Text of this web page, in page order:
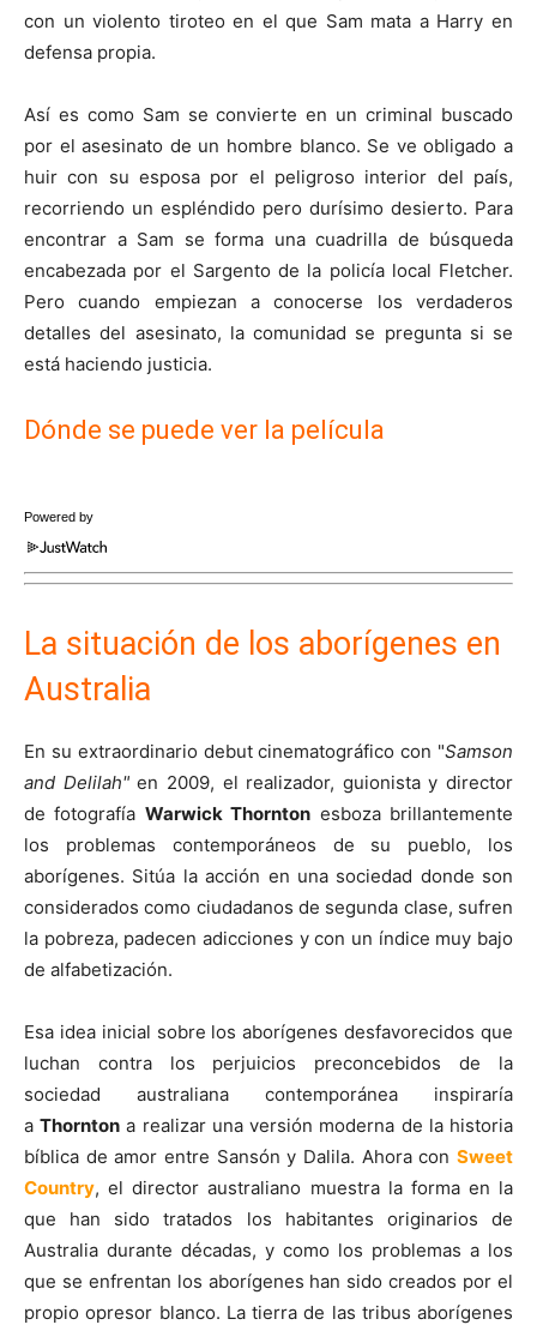
con un violento tiroteo en el que Sam mata a Harry en
defensa propia.
Así es como Sam se convierte en un criminal buscado
por el asesinato de un hombre blanco. Se ve obligado a
huir con su esposa por el peligroso interior del país,
recorriendo un espléndido pero durísimo desierto. Para
encontrar a Sam se forma una cuadrilla de búsqueda
encabezada por el Sargento de la policía local Fletcher.
Pero cuando empiezan a conocerse los verdaderos
detalles del asesinato, la comunidad se pregunta si se
está haciendo justicia.
Dónde se puede ver la película
Powered by
La situación de los aborígenes en
Australia
En su extraordinario debut cinematográfico con "Samson
and Delilah"en 2009, el realizador, guionista y director
de fotografía Warwick Thornton esboza brillantemente
los problemas contemporáneos de su pueblo, los
aborígenes. Sitúa la acción en una sociedad donde son
considerados como ciudadanos de segunda clase, sufren
la pobreza, padecen adicciones y con un índice muy bajo
de alfabetización.
Esa idea inicial sobre los aborígenes desfavorecidos que
luchan contra los perjuicios preconcebidos de la
sociedad australiana contemporánea inspiraría
aThornton a realizar una versión moderna de la historia
bíblica de amor entre Sansón y Dalila. Ahora con Sweet
Country, el director australiano muestra la forma en la
que han sido tratados los habitantes originarios de
Australia durante décadas, y como los problemas a los
que se enfrentan los aborígenes han sido creados por el
propio opresor blanco. La tierra de las tribus aborígenes